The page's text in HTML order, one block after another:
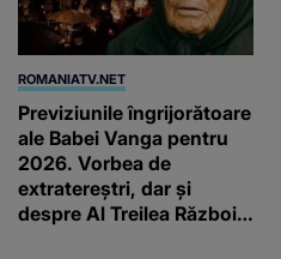
ROMANIATV.NET
Previziunile îngrijorătoare
ale Babei Vanga pentru
2026. Vorbea de
extratereștri, dar și
despre Al Treilea Război